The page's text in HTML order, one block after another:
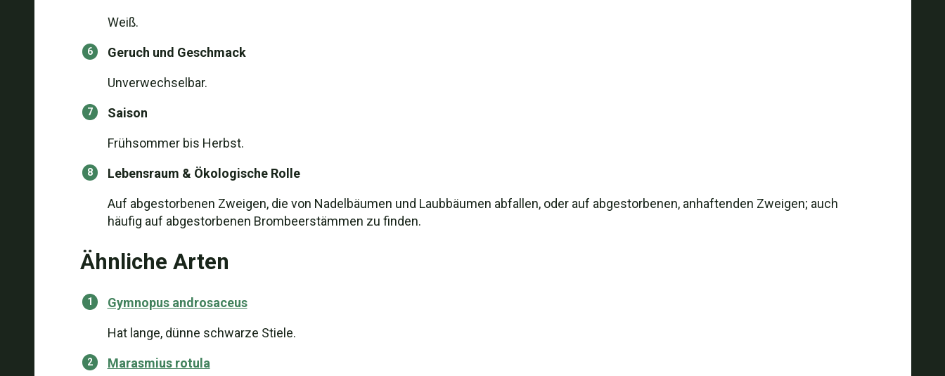
Weiß.
Geruch und Geschmack
Unverwechselbar.
Saison
Frühsommer bis Herbst.
Lebensraum & Ökologische Rolle
Auf abgestorbenen Zweigen, die von Nadelbäumen und Laubbäumen abfallen, oder auf abgestorbenen, anhaftenden Zweigen; auch
häufig auf abgestorbenen Brombeerstämmen zu finden.
Ähnliche Arten
Gymnopus androsaceus
Hat lange, dünne schwarze Stiele.
Marasmius rotula